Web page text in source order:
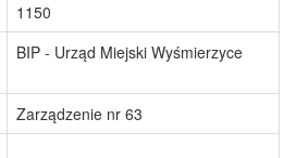
1150
BIP - Urząd Miejski Wyśmierzyce
Zarządzenie nr 63